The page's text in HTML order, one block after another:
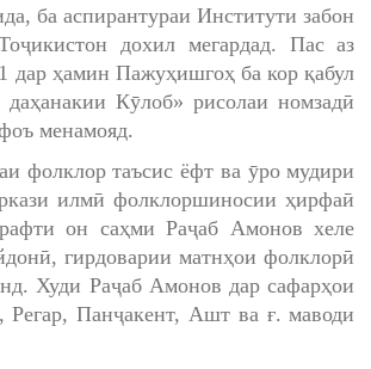
ба аспирантураи Институти забон
дохил мегардад. Пас аз
дар ҳамин Пажуҳишгоҳ ба кор қабул
Кӯлоб» рисолаи номзадӣ
менамояд.
фолклор таъсис ёфт ва ӯро мудири
илмӣ фолклоршиносии ҳирфаӣ
он саҳми Раҷаб Амонов хеле
гирдоварии матнҳои фолклорӣ
Худи Раҷаб Амонов дар сафарҳои
Панҷакент, Ашт ва ғ. маводи